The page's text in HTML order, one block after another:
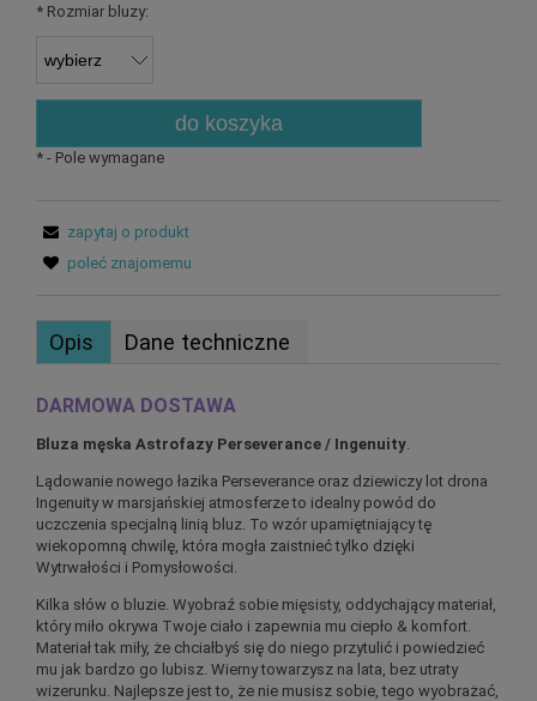
*Rozmiar bluzy:
do koszyka
*- Pole wymagane
zapytaj o produkt
poleć znajomemu
Opis Dane techniczne
DARMOWA DOSTAWA
Bluza męska Astrofazy Perseverance / Ingenuity.
Lądowanie nowego łazika Perseverance oraz dziewiczy lot drona
Ingenuity w marsjańskiej atmosferze to idealny powód do
uczczenia specjalną linią bluz. To wzór upamiętniający tę
wiekopomną chwilę, która mogła zaistnieć tylko dzięki
Wytrwałości i Pomysłowości.
Kilka słów o bluzie. Wyobraź sobie mięsisty, oddychający materiał,
który miło okrywa Twoje ciało i zapewnia mu ciepło & komfort.
Materiał tak miły, że chciałbyś się do niego przytulić i powiedzieć
mu jak bardzo go lubisz. Wierny towarzysz na lata, bez utraty
wizerunku. Najlepsze jest to, że nie musisz sobie, tego wyobrażać,